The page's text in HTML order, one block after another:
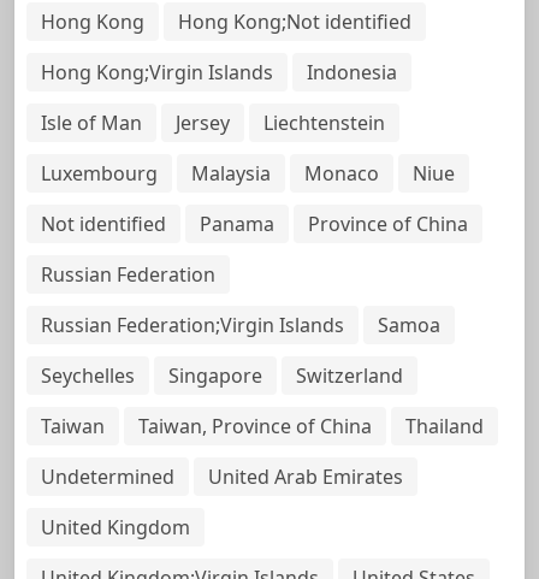
Hong Kong
Hong Kong;Not identified
Hong Kong;Virgin Islands
Indonesia
Isle of Man
Jersey
Liechtenstein
Luxembourg
Malaysia Monaco
Niue
Not identified
Panama
Province of China
Russian Federation
Russian Federation;Virgin Islands
Samoa
Seychelles
Singapore
Switzerland
Taiwan
Taiwan, Province of China
Thailand
Undetermined
United Arab Emirates
United Kingdom